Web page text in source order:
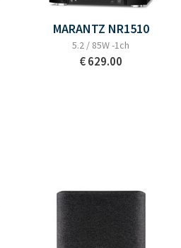
MARANTZ NR1510
5.2 / 85W -1ch
€ 629.00